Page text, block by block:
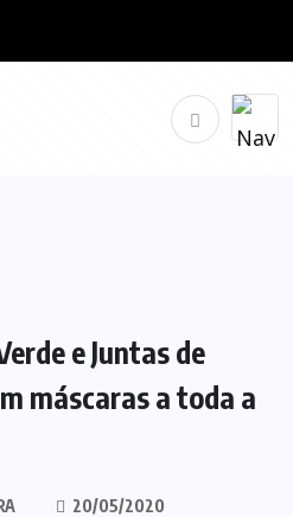
e Juntas de
máscaras a toda a
20/05/2020